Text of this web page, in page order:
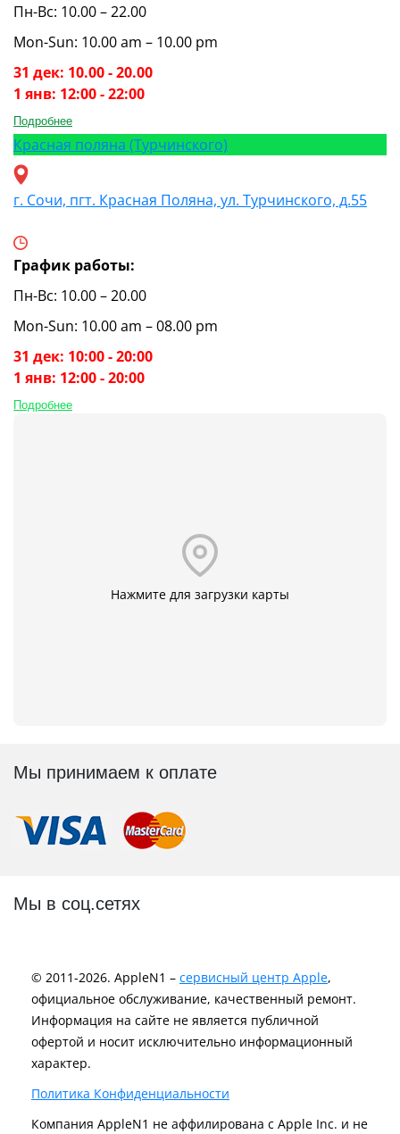
Пн-Вс: 10.00 – 22.00
Mon-Sun: 10.00 am – 10.00 pm
31 дек: 10.00 - 20.00
1 янв: 12:00 - 22:00
Подробнее
Красная поляна (Турчинского)
г. Сочи, пгт. Красная Поляна, ул. Турчинского, д.55
График работы:
Пн-Вс: 10.00 – 20.00
Mon-Sun: 10.00 am – 08.00 pm
31 дек: 10:00 - 20:00
1 янв: 12:00 - 20:00
Подробнее
Нажмите для загрузки карты
Мы принимаем к оплате
Мы в соц.сетях
© 2011-2026. AppleN1 – сервисный центр Apple,
официальное обслуживание, качественный ремонт.
Информация на сайте не является публичной
офертой и носит исключительно информационный
характер.
Политика Конфиденциальности
Компания AppleN1 не аффилирована c Apple Inc. и не